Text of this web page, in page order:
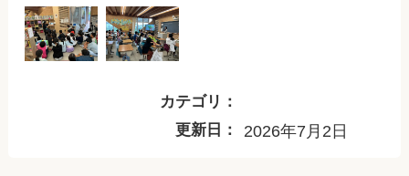
カテゴリ：
更新日：
2026年7月2日